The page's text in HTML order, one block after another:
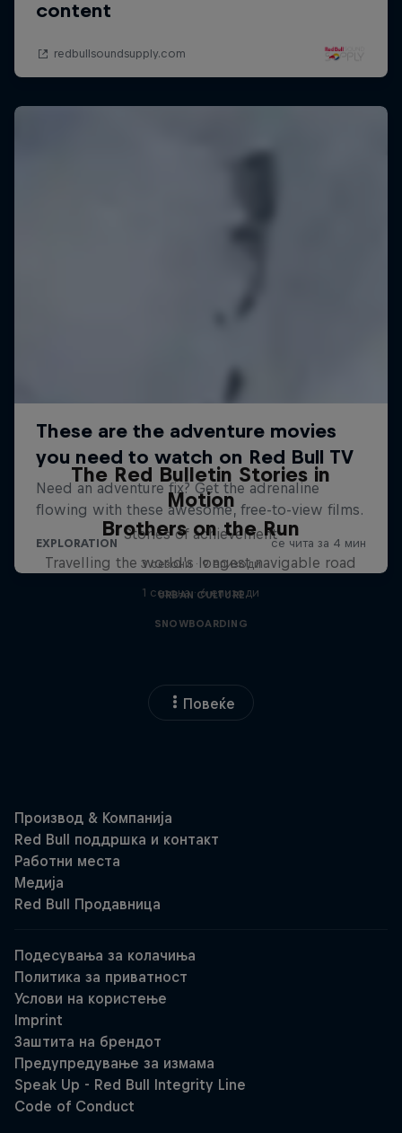
The Red Bulletin Stories in
Motion
Stories of achievement
3 сезони · 9 епизоди
URBAN CULTURE
Brothers on the Run
Travelling the world's longest navigable road
1 сезона · 6 епизоди
SNOWBOARDING
Повеќе